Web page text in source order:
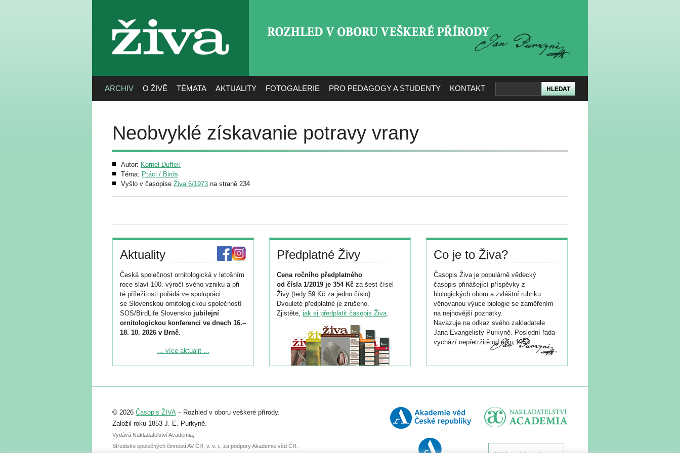
živa
ARCHIV O ŽIVĚ TÉMATA AKTUALITY FOTOGALERIE PRO PEDAGOGY A STUDENTY KONTAKT
Neobvyklé získavanie potravy vrany
Autor: Kornel Duffek
Téma: Ptáci / Birds
Vyšlo v časopise Živa 6/1973 na straně 234
Aktuality
Česká společnost ornitologická v letošním
roce slaví 100. výročí svého vzniku a při
té příležitosti pořádá ve spolupráci
se Slovenskou ornitologickou společností
SOS/BirdLife Slovensko jubilejní
ornitologickou konferenci ve dnech 16.–
18. 10. 2026 v Brně.
Podrobnější informace ke konferenci
Registrovat se můžete do 6. září.
abstraktu přihlášené přednášky nebo
posteru je už 30. června.
... více aktualit ...
Předplatné Živy
Cena ročního předplatného
od čísla 1/2019 je 354 Kč za šest čísel
Živy (tedy 59 Kč za jedno číslo).
Dvouleté předplatné je zrušeno.
Zjistěte, jak si předplatit časopis Živa.
Co je to Živa?
Časopis Živa je populárně vědecký
časopis přinášející příspěvky z
biologických oborů a zvláštní rubriku
věnovanou výuce biologie se zaměřením
na nejnovější poznatky.
Navazuje na odkaz svého zakladatele
Jana Evangelisty Purkyně. Poslední řada
vychází nepřetržitě od roku 1953.
© 2026 Časopis ŽIVA– Rozhled v oboru veškeré přírody.
Založil roku 1853 J. E. Purkyně.
Vydává Nakladatelství Academia,
Středisko společných činností AV ČR, v. v. i., za podpory Akademie věd ČR.